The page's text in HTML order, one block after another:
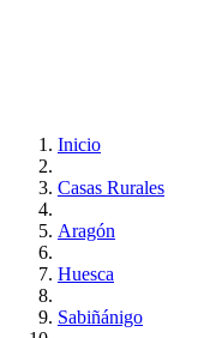
Inicio
Casas Rurales
Aragón
Huesca
Sabiñánigo